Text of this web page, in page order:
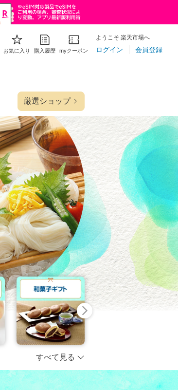
お気に入り 購入履歴 myクーポン
ようこそ 楽天市場へ
ログイン 会員登録
厳選ショップ
すべて見る